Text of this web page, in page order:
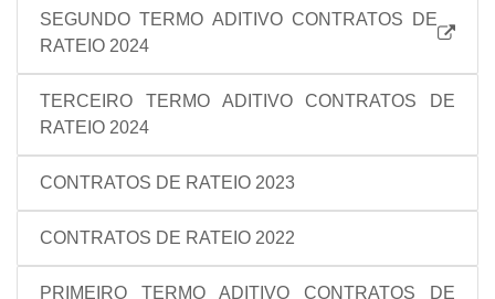
SEGUNDO TERMO ADITIVO CONTRATOS DE
RATEIO 2024
TERCEIRO TERMO ADITIVO CONTRATOS DE
RATEIO 2024
CONTRATOS DE RATEIO 2023
CONTRATOS DE RATEIO 2022
PRIMEIRO TERMO ADITIVO CONTRATOS DE